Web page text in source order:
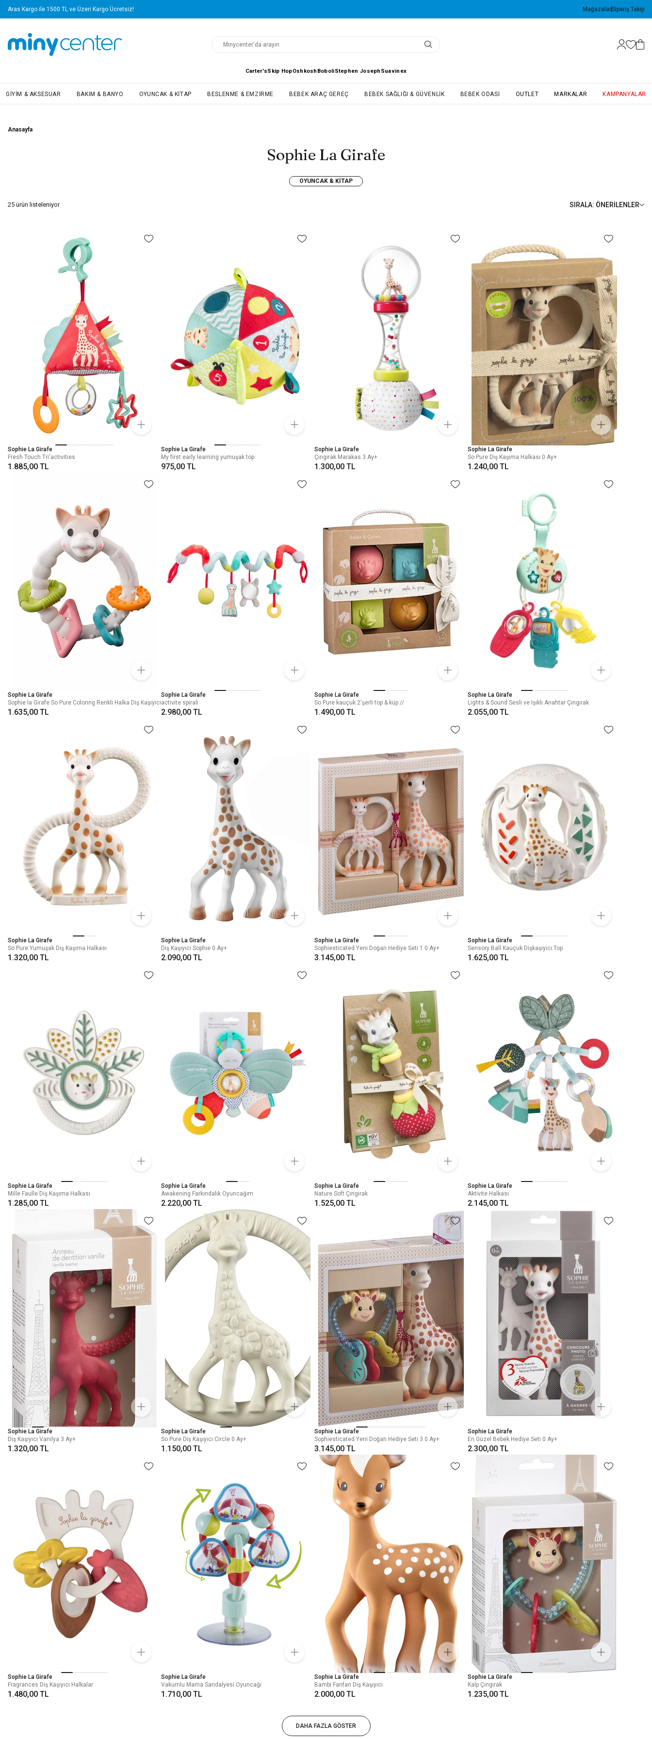
Yapı Kredi Kartlarına Vade Farksız 4 Taksit Avantajı! MağazalarSipariş Takip
Carter'sSkip HopOshkosh BoboliStephen Joseph Suavinex
GIYIM & AKSESUAR BAKIM & BANYO OYUNCAK & KITAP BESLENME & EMZIRME BEBEK ARAÇ GEREÇ BEBEK SAĞLIĞI & GÜVENLIK BEBEK ODASI OUTLET MARKALAR KAMPANYALAR
Anasayfa
Sophie La Girafe
OYUNCAK & KITAP
25 ürün listeleniyor SIRALA: ÖNERILENLER
Sophie La Girafe
Fresh Touch Tri'activities
1.885,00 TL
Sophie La Girafe
My first early learning yumuşak top
975,00 TL
Sophie La Girafe
Çıngırak Marakas 3 Ay+
1.300,00 TL
Sophie La Girafe
So Pure Diş Kaşıma Halkası 0 Ay+
1.240,00 TL
Sophie La Girafe
Sophie la Girafe So Pure Coloring Renkli Halka Diş Kaşıyıcı
1.635,00 TL
Sophie La Girafe
activite spirali
2.980,00 TL
Sophie La Girafe
So Pure kauçuk 2'şerli top & küp //
1.490,00 TL
Sophie La Girafe
Lights & Sound Sesli ve Işıklı Anahtar Çıngırak
2.055,00 TL
Sophie La Girafe
So Pure Yumuşak Diş Kaşıma Halkası
1.320,00 TL
Sophie La Girafe
Diş Kaşıyıcı Sophie 0 Ay+
2.090,00 TL
Sophie La Girafe
Sophiesticated Yeni Doğan Hediye Seti 1 0 Ay+
3.145,00 TL
Sophie La Girafe
Sensory Ball Kauçuk Dişkaşıyıcı Top
1.625,00 TL
Sophie La Girafe
Mille Faulle Diş Kaşıma Halkası
1.285,00 TL
Sophie La Girafe
Awakening Farkındalık Oyuncağım
2.220,00 TL
Sophie La Girafe
Nature Soft Çıngırak
1.525,00 TL
Sophie La Girafe
Aktivite Halkası
2.145,00 TL
Sophie La Girafe
Diş Kaşıyıcı Vanilya 3 Ay+
1.320,00 TL
Sophie La Girafe
So Pure Diş Kaşıyıcı Circle 0 Ay+
1.150,00 TL
Sophie La Girafe
Sophiesticated Yeni Doğan Hediye Seti 3 0 Ay+
3.145,00 TL
Sophie La Girafe
En Güzel Bebek Hediye Seti 0 Ay+
2.300,00 TL
Sophie La Girafe
Fragrances Diş Kaşıyıcı Halkalar
1.480,00 TL
Sophie La Girafe
Vakumlu Mama Sandalyesi Oyuncağı
1.710,00 TL
Sophie La Girafe
Bambi Fanfan Diş Kaşıyıcı
2.000,00 TL
Sophie La Girafe
Kalp Çıngırak
1.235,00 TL
DAHA FAZLA GÖSTER